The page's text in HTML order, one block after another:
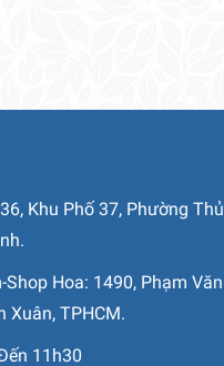
Khu Phố 37, Phường Thủ
Hoa: 1490, Phạm Văn
Xuân, TPHCM.
11h30